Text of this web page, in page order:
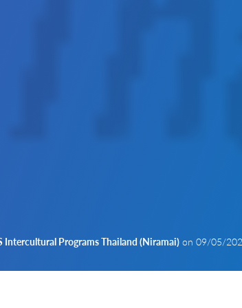
Intercultural Programs Thailand (Niramai) on 09/05/